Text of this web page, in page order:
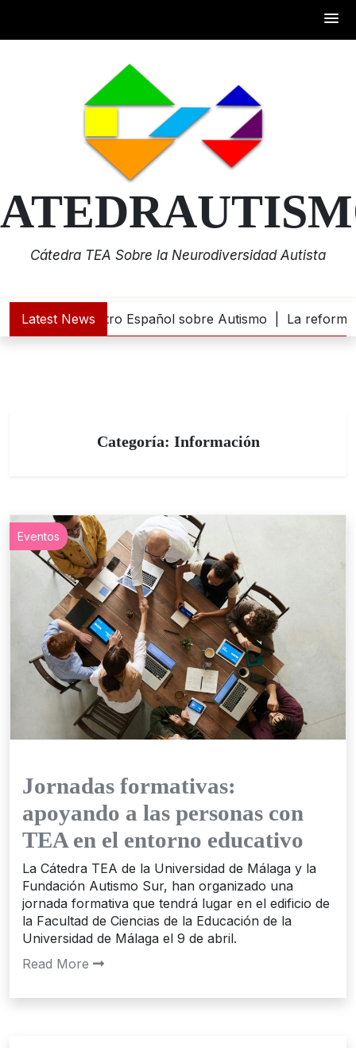
Cátedra TEA Sobre la Neurodiversidad Autista
Latest News
euros al Centro Español sobre Autismo |La reforma de
Categoría: Información
Eventos
Jornadas formativas:
apoyando a las personas con
TEA en el entorno educativo
La Cátedra TEA de la Universidad de Málaga y la
Fundación Autismo Sur, han organizado una
jornada formativa que tendrá lugar en el edificio de
la Facultad de Ciencias de la Educación de la
Universidad de Málaga el 9 de abril.
Read More